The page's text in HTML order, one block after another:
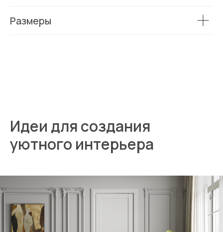
Размеры
Идеи для создания
уютного интерьера